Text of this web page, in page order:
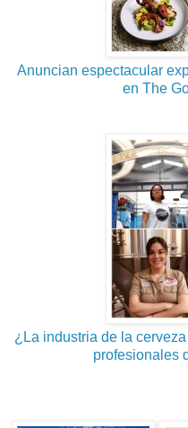
Anuncian espectacular
en The
¿La industria de la
profesionales